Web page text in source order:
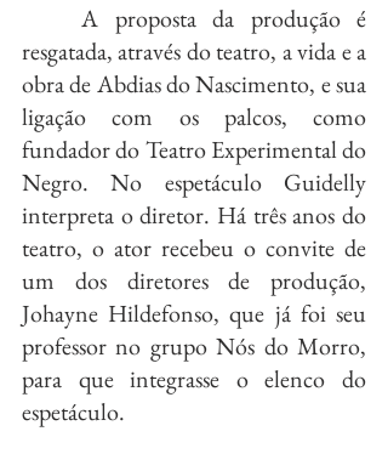
	A proposta da produção é
resgatada, através do teatro, a vida e a
obra de Abdias do Nascimento, e sua
ligação com os palcos, como
fundador do Teatro Experimental do
Negro. No espetáculo Guidelly
interpreta o diretor. Há três anos do
teatro, o ator recebeu o convite de
um dos diretores de produção,
Johayne Hildefonso, que já foi seu
professor no grupo Nós do Morro,
para que integrasse o elenco do
espetáculo.